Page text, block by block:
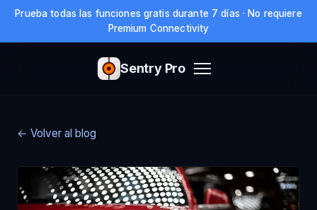
Prueba todas las funciones gratis durante 7 días · No requiere
Premium Connectivity
Sentry Pro
← Volver al blog